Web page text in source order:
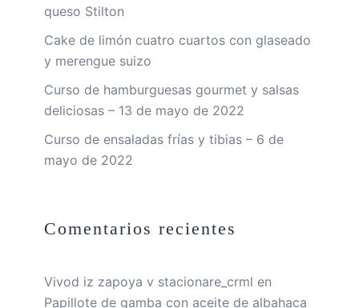
queso Stilton
Cake de limón cuatro cuartos con glaseado
y merengue suizo
Curso de hamburguesas gourmet y salsas
deliciosas – 13 de mayo de 2022
Curso de ensaladas frías y tibias – 6 de
mayo de 2022
Comentarios recientes
Vivod iz zapoya v stacionare_crml en
Papillote de gamba con aceite de albahaca